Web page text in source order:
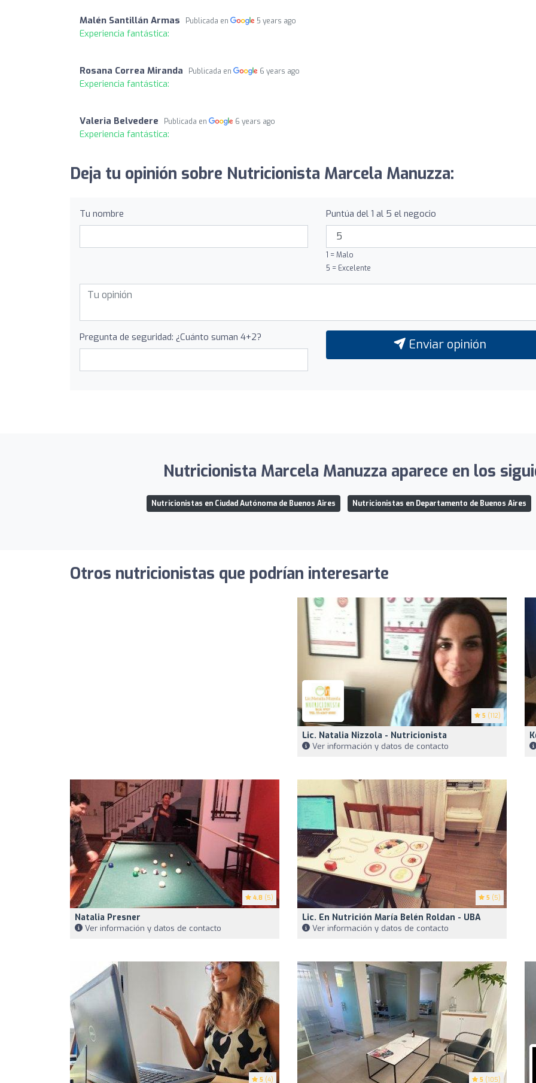
Malén Santillán Armas Publicada en 5 years ago
Experiencia fantástica:
Rosana Correa Miranda Publicada en 6 years ago
Experiencia fantástica:
Valeria Belvedere Publicada en 6 years ago
Experiencia fantástica:
Deja tu opinión sobre Nutricionista Marcela Manuzza:
Tu nombre Puntúa del 1 al 5 el negocio
1 = Malo
5 = Excelente
Pregunta de seguridad: ¿Cuánto suman 4+2? Enviar opinión
Nutricionista Marcela Manuzza aparece en los
Nutricionistas en Ciudad Autónoma de Buenos Aires Nutricionistas en Departamento de Buenos Aires
Otros nutricionistas que podrían interesarte
5 (112)
Lic. Natalia Nizzola - Nutricionista
Ver información y datos de contacto
4.8 (5)
Natalia Presner
Ver información y datos de contacto
5 (5)
Lic. En Nutrición María Belén Roldan - UBA
Ver información y datos de contacto
5 (4) 5 (105)